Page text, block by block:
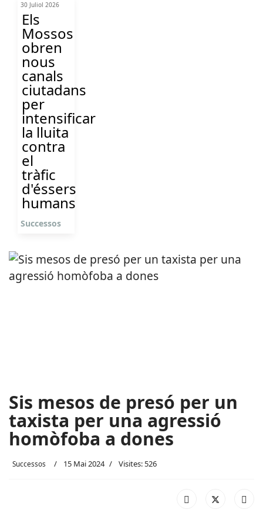
30 Juliol 2026
Els
Mossos
obren
nous
canals
ciutadans
per
intensificar
la lluita
contra
el
tràfic
d'éssers
humans
Successos
Sis mesos de presó per un
taxista per una agressió
homòfoba a dones
Successos 15 Mai 2024 Visites: 526